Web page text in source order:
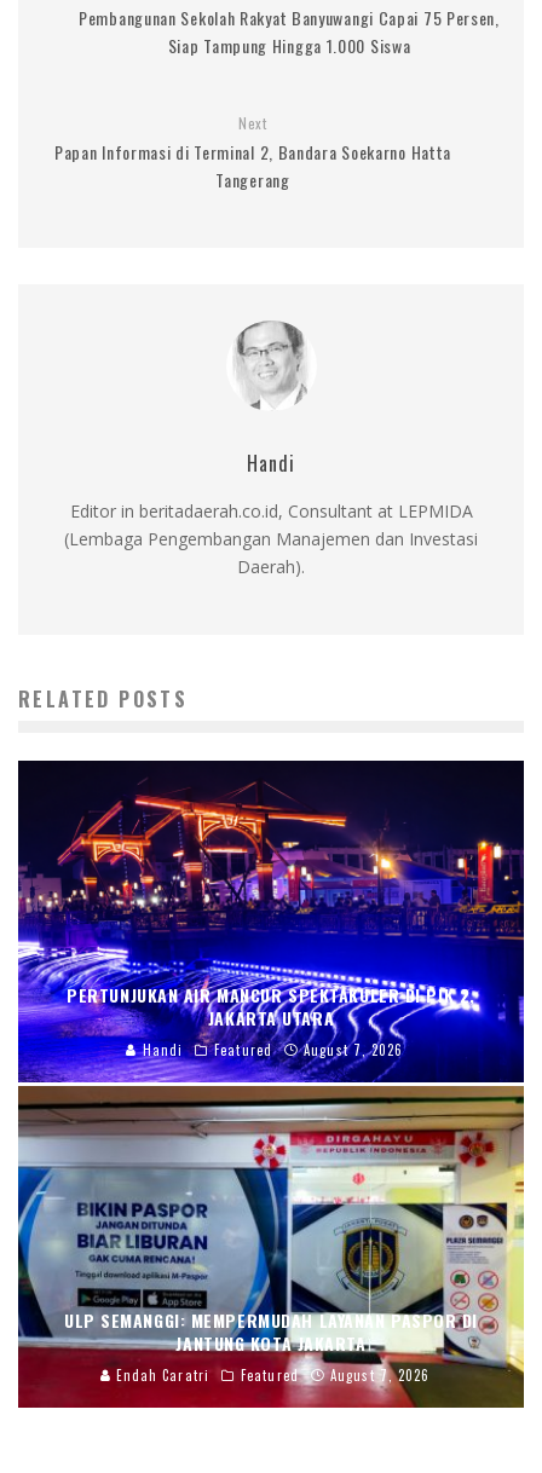
Pembangunan Sekolah Rakyat Banyuwangi Capai 75 Persen,
Siap Tampung Hingga 1.000 Siswa
Next
Papan Informasi di Terminal 2, Bandara Soekarno Hatta
Tangerang
Handi
Editor in beritadaerah.co.id, Consultant at LEPMIDA
(Lembaga Pengembangan Manajemen dan Investasi
Daerah).
RELATED POSTS
PERTUNJUKAN AIR MANCUR SPEKTAKULER DI PIK 2,
JAKARTA UTARA
Handi Featured August 7, 2026
ULP SEMANGGI: MEMPERMUDAH LAYANAN PASPOR DI
JANTUNG KOTA JAKARTA
Endah Caratri Featured August 7, 2026